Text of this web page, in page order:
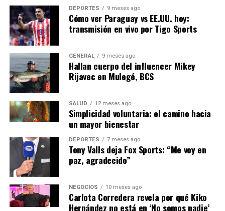
NOTICIAS RELACIONADAS:
SIGUIENTE
Aumento de la Inflación en España: Impacto y
Perspectivas
ANTERIOR
Crece la Preocupación por el Cambio Climático en
América Latina
Editorial
Nuestro equipo editorial no solo informa las noticias: las vive.
Con años de experiencia en primera línea, buscamos los
hechos, los verificamos con rigor y contamos las historias que
dan forma a nuestro mundo. Impulsados por la integridad y
una mirada atenta al detalle, abordamos la política, la cultura y
DEPORTES 9 meses ago
Cómo ver Paraguay vs EE.UU. hoy:
transmisión en vivo por Tigo Sports
GENERAL 9 meses ago
Hallan cuerpo del influencer Mikey
Rijavec en Mulegé, BCS
SALUD 12 meses ago
Simplicidad voluntaria: el camino hacia
un mayor bienestar
DEPORTES 7 meses ago
Tony Valls deja Fox Sports: “Me voy en
paz, agradecido”
NEGOCIOS 10 meses ago
Carlota Corredera revela por qué Kiko
Hernández no está en ‘No somos nadie’